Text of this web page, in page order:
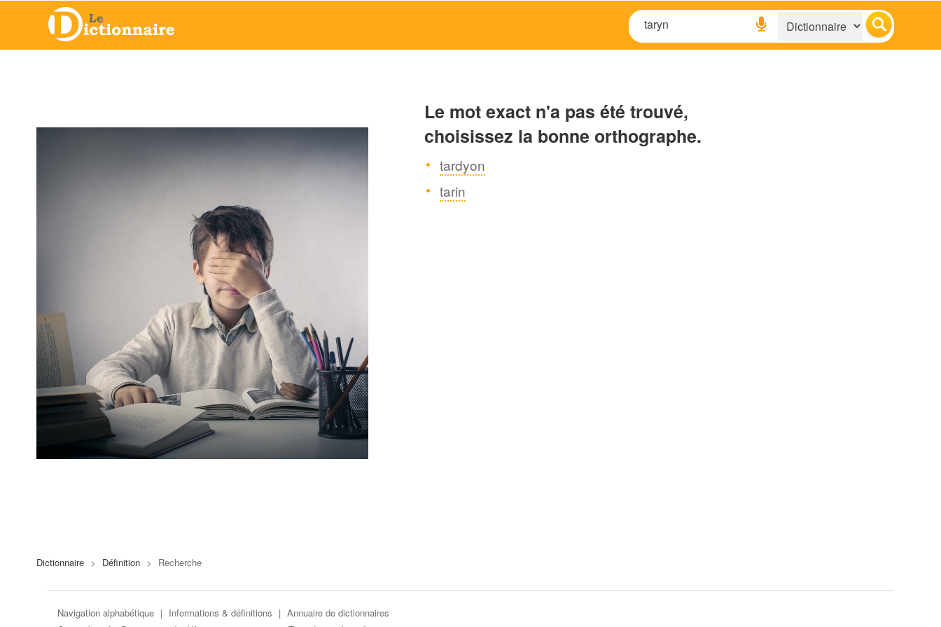
Le mot exact n'a pas été trouvé,
choisissez la bonne orthographe.
tardyon
tarin
Dictionnaire > Définition > Recherche
Navigation alphabétique | Informations & définitions | Annuaire de dictionnaires